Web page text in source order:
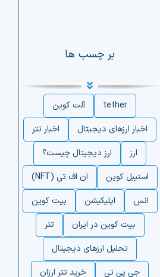
بر چسب ها
tether
آلت کوین
اخبار ارزهای دیجیتال
اخبار تتر
ارز
ارز دیجیتال چیست؟
استیبل کوین
ان اف تی (NFT)
انس
اپلیکیشن
بیت کوین
بیت کوین در ایران
تتر
تحلیل ارزهای دیجیتال
جی پی تی
خرید تتر ارزان